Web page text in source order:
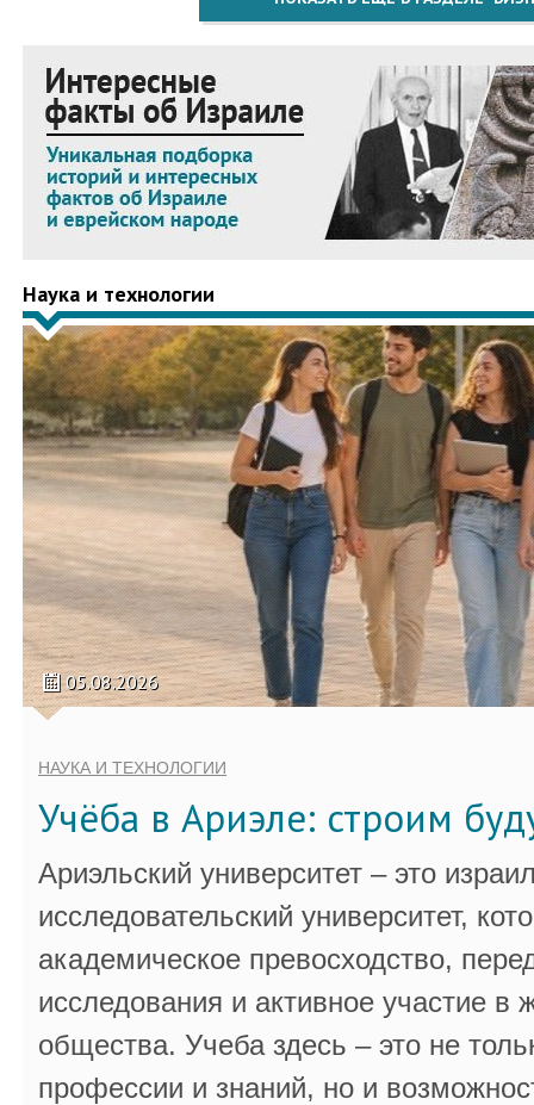
Наука и технологии
05.08.2026
НАУКА И ТЕХНОЛОГИИ
Учёба в Ариэле: строим
Ариэльский университет – это
исследовательский университет,
академическое превосходство,
исследования и активное участие в
общества. Учеба здесь – это не
профессии и знаний, но и